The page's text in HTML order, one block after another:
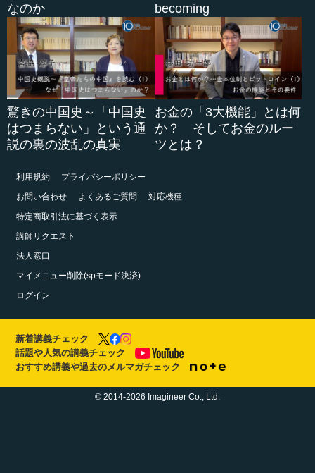
なのか
becoming
驚きの中国史～「中国史
はつまらない」という通
説の裏の波乱の真実
お金の「3大機能」とは何
か？ そしてお金のルー
ツとは？
利用規約
プライバシーポリシー
お問い合わせ
よくあるご質問
対応機種
特定商取引法に基づく表示
講師リクエスト
法人窓口
マイメニュー削除(spモード決済)
ログイン
新着講義チェック
話題や人気の講義チェック
おすすめ講義や過去のメルマガチェック
© 2014-2026 Imagineer Co., Ltd.